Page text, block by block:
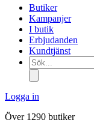
Butiker
Kampanjer
I butik
Erbjudanden
Kundtjänst
Sök...
Logga in
Över 1290 butiker